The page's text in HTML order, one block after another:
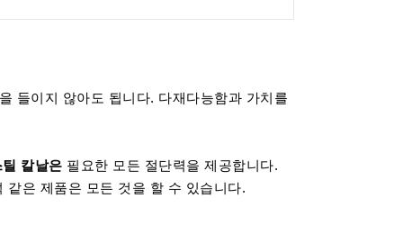
들이지 않아도 됩니다. 다재다능함과 가치를
칼날은 필요한 모든 절단력을 제공합니다.
은 제품은 모든 것을 할 수 있습니다.